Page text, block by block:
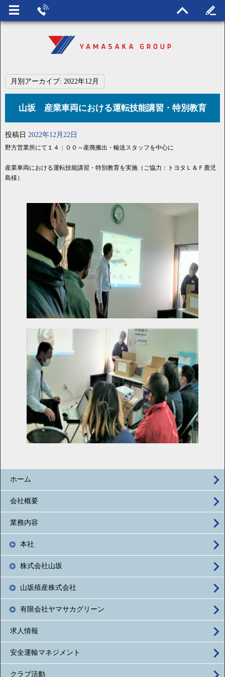
月別アーカイブ: 2022年12月
山坂 産業車両における運転技能講習・特別教育
投稿日 2022年12月22日
野方営業所にて１４：００～産廃搬出・輸送スタッフを中心に
産業車両における運転技能講習・特別教育を実施（ご協力：トヨタＬ＆Ｆ鹿児
島様）
ホーム
会社概要
業務内容
本社
株式会社山坂
山坂殖産株式会社
有限会社ヤマサカグリーン
求人情報
安全運輸マネジメント
クラブ活動